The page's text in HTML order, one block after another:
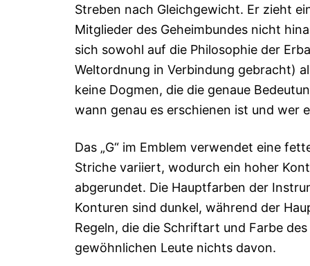
Streben nach Gleichgewicht. Er zieht
Mitglieder des Geheimbundes nicht
sich sowohl auf die Philosophie der
Weltordnung in Verbindung gebracht)
keine Dogmen, die die genaue
wann genau es erschienen ist und wer
Das „G“ im Emblem verwendet eine
Striche variiert, wodurch ein hoher
abgerundet. Die Hauptfarben der
Konturen sind dunkel, während der
Regeln, die die Schriftart und Farbe
gewöhnlichen Leute nichts davon.